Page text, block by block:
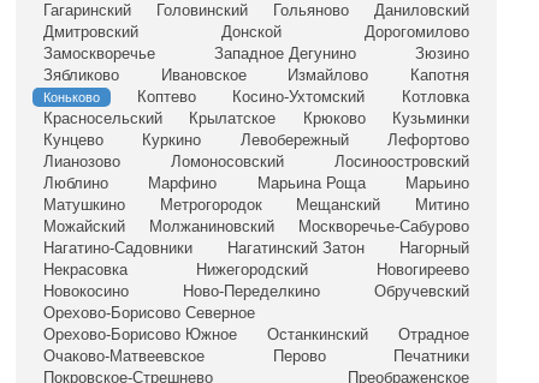
Гагаринский
Головинский Гольяново
Даниловский
Дмитровский
Донской
Дорогомилово
Замоскворечье
Западное Дегунино
Зюзино
Зябликово
Ивановское Измайлово Капотня
Коньково Коптево Косино-Ухтомский
Котловка
Красносельский
Крылатское Крюково
Кузьминки
Кунцево
Куркино Левобережный
Лефортово
Лианозово
Ломоносовский
Лосиноостровский
Люблино
Марфино Марьина Роща
Марьино
Матушкино
Метрогородок Мещанский
Митино
Можайский
Молжаниновский
Москворечье-Сабурово
Нагатино-Садовники
Нагатинский Затон
Нагорный
Некрасовка
Нижегородский
Новогиреево
Новокосино
Ново-Переделкино
Обручевский
Орехово-Борисово Северное
Орехово-Борисово Южное
Останкинский
Отрадное
Очаково-Матвеевское
Перово
Печатники
Покровское-Стрешнево
Преображенское